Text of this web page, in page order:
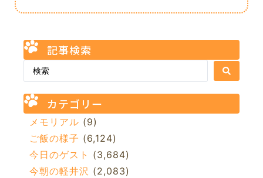
記事検索
カテゴリー
メモリアル (9)
ご飯の様子 (6,124)
今日のゲスト (3,684)
今朝の軽井沢 (2,083)